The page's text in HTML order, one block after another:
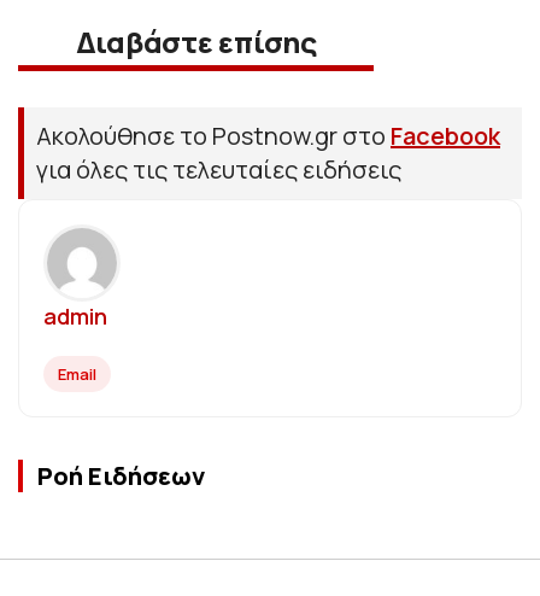
Διαβάστε επίσης
Ακολούθησε το Postnow.gr στο Facebook
για όλες τις τελευταίες ειδήσεις
admin
Email
Ροή Ειδήσεων